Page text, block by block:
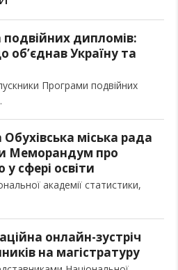
дипломів:
об’єднав Україну та
Програми подвійних
міська рада
Меморандум про
у сфері освіти
академії статистики,
онлайн-зустріч
на магістратуру